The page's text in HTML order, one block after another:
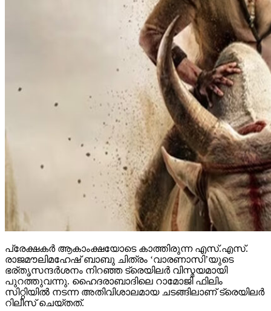
പ്രേക്ഷകര്‍ ആകാംക്ഷയോടെ കാത്തിരുന്ന എസ്.എസ്.
രാജമൗലിമഹേഷ് ബാബു ചിത്രം ‘വാരണാസി’യുടെ
ഭര്തൃസന്ദര്‍ശനം നിറഞ്ഞ ട്രെയിലര്‍ വിസ്മയമായി
പുറത്തുവന്നു. ഹൈദരാബാദിലെ റാമോജി ഫിലിം
സിറ്റിയില്‍ നടന്ന അതിവിശാലമായ ചടങ്ങിലാണ് ട്രെയിലര്‍
റിലീസ് ചെയ്തത്.